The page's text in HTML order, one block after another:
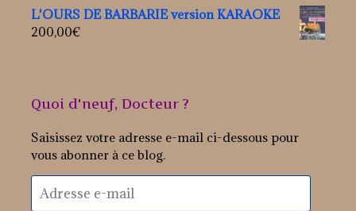
L'OURS DE BARBARIE version KARAOKE
200,00€
Quoi d'neuf, Docteur ?
Saisissez votre adresse e-mail ci-dessous pour
vous abonner à ce blog.
e-